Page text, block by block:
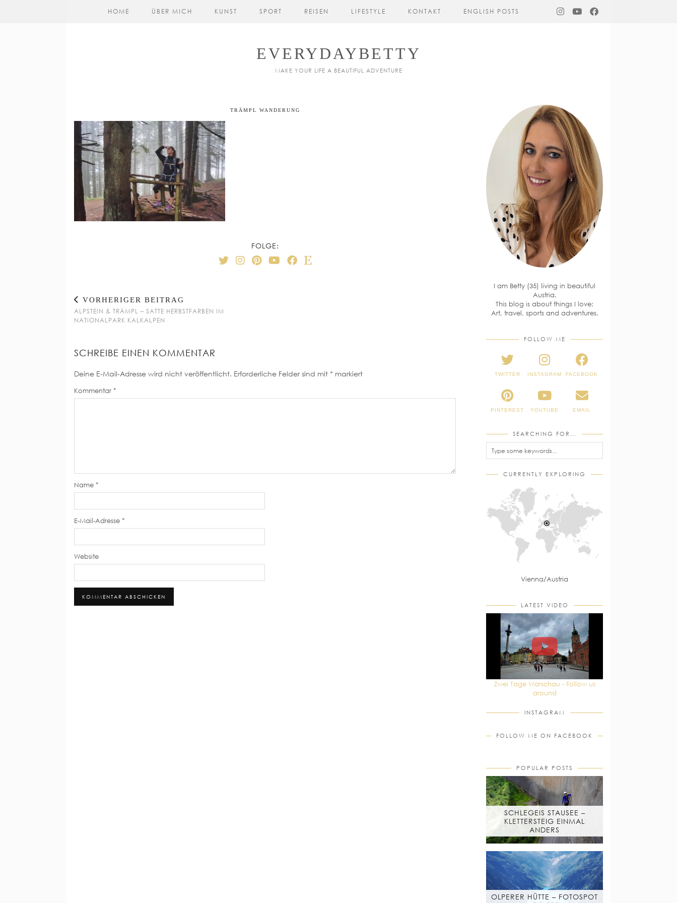
EVERYDAYBETTY
MAKE YOUR LIFE A BEAUTIFUL ADVENTURE
HOME ÜBER MICH KUNST SPORT REISEN LIFESTYLE KONTAKT ENGLISH POSTS
TRÄMPL WANDERUNG
FOLGE:
VORHERIGER BEITRAG
ALPSTEIN & TRÄMPL – SATTE HERBSTFARBEN IM
NATIONALPARK KALKALPEN
SCHREIBE EINEN KOMMENTAR
Deine E-Mail-Adresse wird nicht veröffentlicht. Erforderliche Felder sind mit * markiert
Kommentar *
Name *
E-Mail-Adresse *
Website
I am Betty (35) living in beautiful
Austria.
This blog is about things I love:
Art, travel, sports and adventures.
FOLLOW ME
TWITTER INSTAGRAM FACEBOOK
PINTEREST YOUTUBE EMAIL
SEARCHING FOR…
CURRENTLY EXPLORING
Vienna/Austria
LATEST VIDEO
Zwei Tage Warschau - Follow us
around
INSTAGRAM
FOLLOW ME ON FACEBOOK
POPULAR POSTS
SCHLEGEIS STAUSEE –
KLETTERSTEIG EINMAL
ANDERS
OLPERER HÜTTE – FOTOSPOT